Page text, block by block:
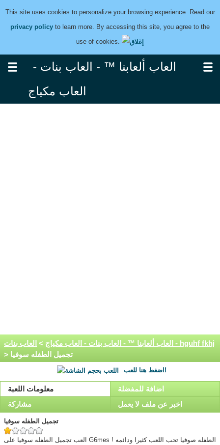
This site uses cookies to personalize your browsing experience. Read our
privacy policy to learn more. By accessing this site, you agree to the
use of cookies.
العاب ألعابنا ™ - العاب بنات -
العاب مكياج
العاب ألعابنا ™ - العاب بنات - العاب مكياج >
العاب بنات - hguhf fkhj
> تجميل الطفله سوفيا
اضغط هنا للعب!
معلومات اللعبة
اضافة للمفضلة
مشاركة
اخبر عن ملف لا يعمل
تجميل الطفله سوفيا
العب تجميل الطفله سوفيا على G6mes ! الطفله صوفيا تحب اللعب كثيرا ودائمه